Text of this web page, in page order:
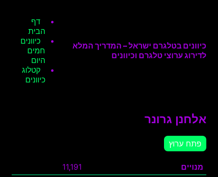
כיוונים בטלגרם ישראל – המדריך המלא
לדירוג ערוצי טלגרם וכיוונים
דף
הבית
כיוונים
חמים
היום
קטלוג
כיוונים
אלחנן גרונר
פתח ערוץ
מנויים
11,191